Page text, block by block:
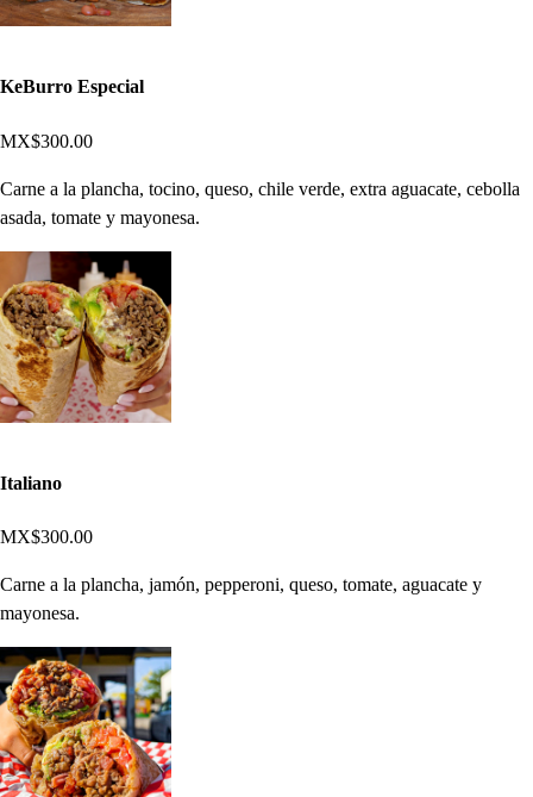
KeBurro Especial
MX$300.00
Carne a la plancha, tocino, queso, chile verde, extra aguacate, cebolla
asada, tomate y mayonesa.
Italiano
MX$300.00
Carne a la plancha, jamón, pepperoni, queso, tomate, aguacate y
mayonesa.